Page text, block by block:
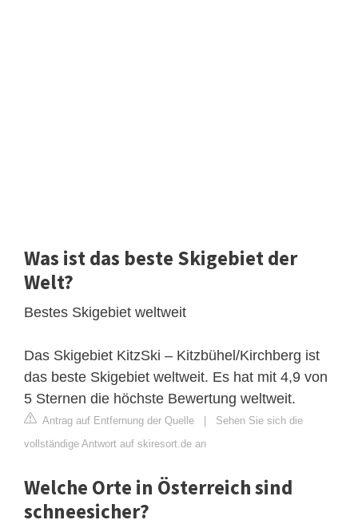
Was ist das beste Skigebiet der
Welt?
Bestes Skigebiet weltweit
Das Skigebiet KitzSki – Kitzbühel/Kirchberg ist
das beste Skigebiet weltweit. Es hat mit 4,9 von
5 Sternen die höchste Bewertung weltweit.
Antrag auf Entfernung der Quelle | Sehen Sie sich die
vollständige Antwort auf skiresort.de an
Welche Orte in Österreich sind
schneesicher?